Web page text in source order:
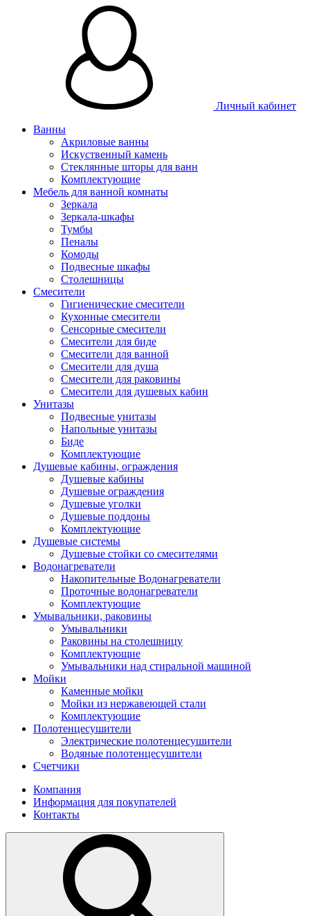
Личный кабинет
Ванны
Акриловые ванны
Искуственный камень
Стеклянные шторы для ванн
Комплектующие
Мебель для ванной комнаты
Зеркала
Зеркала-шкафы
Тумбы
Пеналы
Комоды
Подвесные шкафы
Столешницы
Смесители
Гигиенические смесители
Кухонные смесители
Сенсорные смесители
Смесители для биде
Смесители для ванной
Смесители для душа
Смесители для раковины
Смесители для душевых кабин
Унитазы
Подвесные унитазы
Напольные унитазы
Биде
Комплектующие
Душевые кабины, ограждения
Душевые кабины
Душевые ограждения
Душевые уголки
Душевые поддоны
Комплектующие
Душевые системы
Душевые стойки со смесителями
Водонагреватели
Накопительные Водонагреватели
Проточные водонагреватели
Комплектующие
Умывальники, раковины
Умывальники
Раковины на столешницу
Комплектующие
Умывальники над стиральной машиной
Мойки
Каменные мойки
Мойки из нержавеющей стали
Комплектующие
Полотенцесушители
Электрические полотенцесушители
Водяные полотенцесушители
Счетчики
Компания
Информация для покупателей
Контакты